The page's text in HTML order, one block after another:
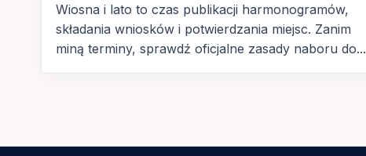
Wiosna i lato to czas publikacji harmonogramów,
składania wniosków i potwierdzania miejsc. Zanim
miną terminy, sprawdź oficjalne zasady naboru do...